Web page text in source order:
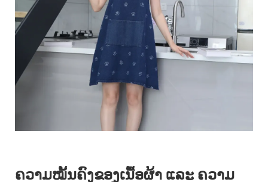
ຄວາມໝັ້ນຄົງຂອງເນື້ອຜ້າ ແລະ ຄວາມ